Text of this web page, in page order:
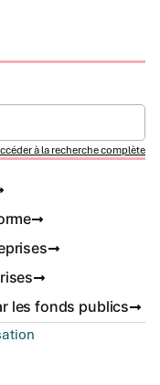
à la recherche complète
les fonds publics